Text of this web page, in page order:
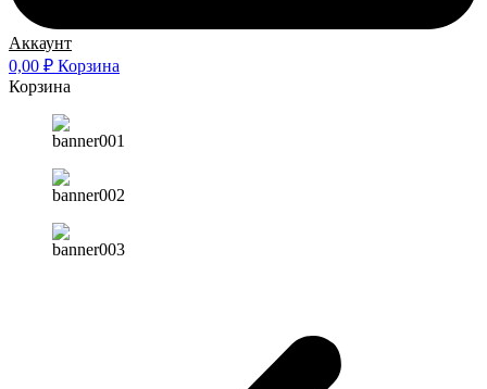
Аккаунт
0,00 ₽ Корзина
Корзина